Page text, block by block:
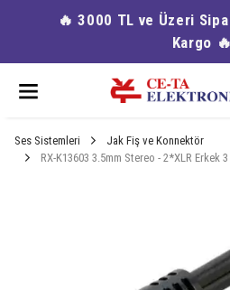
🔥 3000 TL ve Üzeri
Kargo 🔥
Ses Sistemleri
Jak Fiş ve Konnektör
RX-K13603 3.5mm Stereo - 2*XLR Erkek